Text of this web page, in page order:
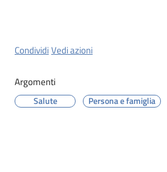
Servizi
CondividiVedi azioni
Argomenti
Salute Persona e famiglia